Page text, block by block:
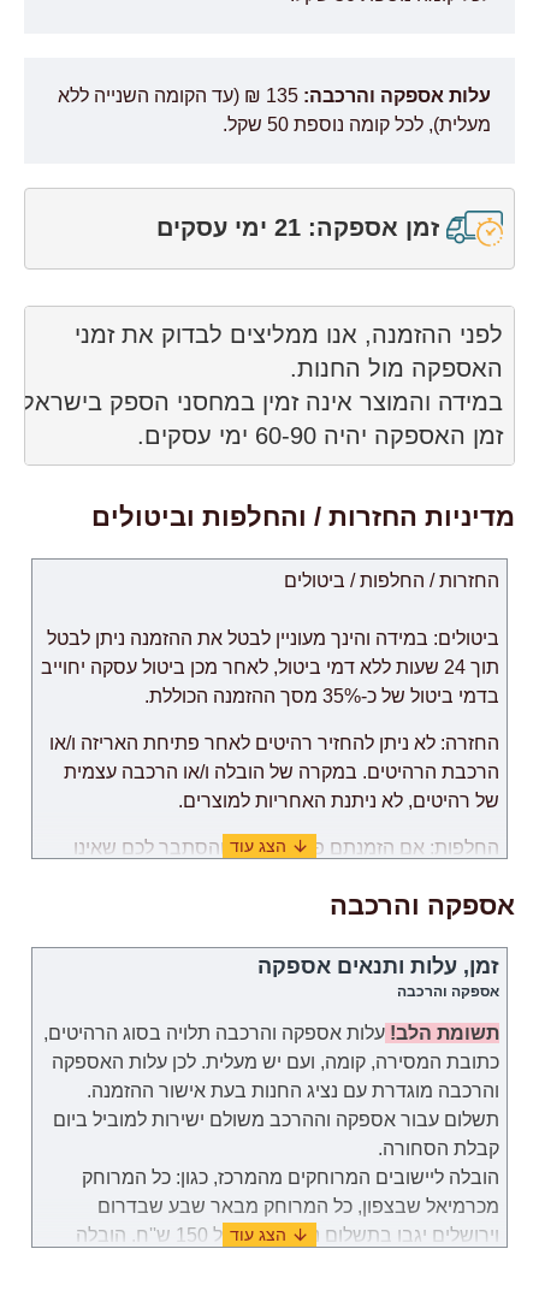
עלות אספקה והרכבה:
135 ₪ (עד הקומה השנייה ללא
מעלית), לכל קומה נוספת 50 שקל.
זמן אספקה: 21 ימי עסקים
זמן האספקה ​​יהיה 60-90 ימי עסקים.
מדיניות החזרות / והחלפות וביטולים
החזרות / החלפות / ביטולים
ביטולים: במידה והינך מעוניין לבטל את ההזמנה ניתן לבטל
תוך 24 שעות ללא דמי ביטול, לאחר מכן ביטול עסקה יחוייב
בדמי ביטול של כ-35% מסך ההזמנה הכוללת.
החזרה: לא ניתן להחזיר רהיטים לאחר פתיחת האריזה ו/או
הרכבת הרהיטים. במקרה של הובלה ו/או הרכבה עצמית
של רהיטים, לא ניתנת האחריות למוצרים.
החלפות: אם הזמנתם פריט כשלהו והסתבר לכם שאינו
שהיצרן מאפשר לשנות את הגודל של דגם זה.
שירות הלקוחות: 052-9707650
שעות פעילות: בימים א-ה (לא כולל חג וערבי חג) בשעות
09:00 – 18:00.
אספקה והרכבה
זמן, עלות ותנאים אספקה
אספקה והרכבה
תשומת הלב! עלות אספקה והרכבה תלויה בסוג הרהיטים,
כתובת המסירה, קומה, ועם יש מעלית. לכן עלות האספקה
והרכבה מוגדרת עם נציג החנות בעת אישור ההזמנה.
תשלום עבור אספקה וההרכב משולם ישירות למוביל ביום
קבלת הסחורה.
הובלה ליישובים המרוחקים מהמרכז, כגון: כל המרוחק
מכרמיאל שבצפון, כל המרוחק מבאר שבע שבדרום
וירושלים יגבו בתשלום נוסף בסך של 150 ש''ח. הובלה